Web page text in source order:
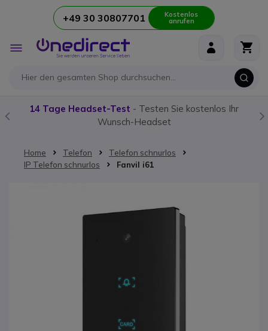
Zum Inhalt springen+49 30 30807701 Kostenlos
anrufen
Navigation
umschalten
14 Tage Headset-Test - Testen Sie kostenlos Ihr
Wunsch-Headset
Home Telefon
Telefon schnurlos
IP Telefon schnurlos
Fanvil i61